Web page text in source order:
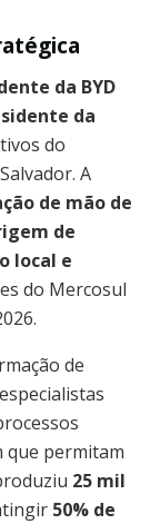
da BYD
da
do
A
de mão de
de
local e
do Mercosul
de
que permitam
25 mil
50% de